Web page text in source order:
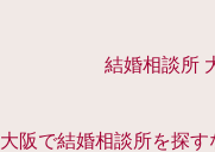
結婚相談所
大阪で結婚相談所を探